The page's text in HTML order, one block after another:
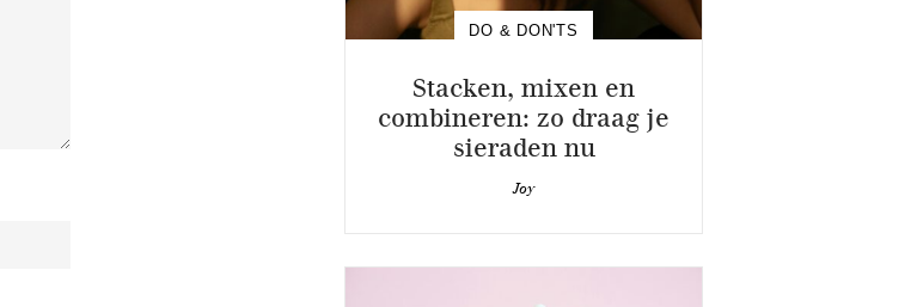
DO & DON'TS
Stacken, mixen en
combineren: zo draag je
sieraden nu
Joy